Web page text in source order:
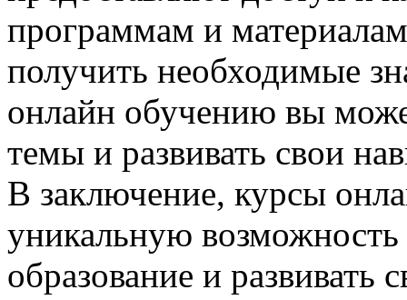
программам и
получить необходимые
онлайн обучению вы
темы и развивать свои
В заключение, курсы
уникальную возможность
образование и развивать